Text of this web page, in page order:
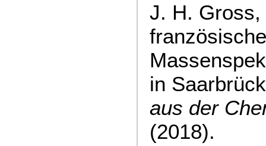
J. H. Gross,
französische
in
aus der
(2018).